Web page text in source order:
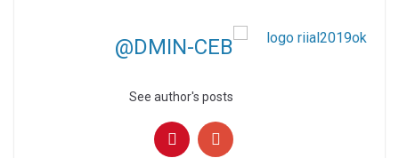
@DMIN-CEB
See author's posts